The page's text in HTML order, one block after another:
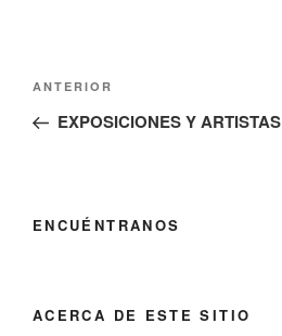
Navegación
entradas
Entrada
anterior:
ANTERIOR
EXPOSICIONES Y ARTISTAS
ENCUÉNTRANOS
ACERCA DE ESTE SITIO